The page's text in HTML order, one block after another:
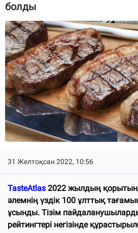
болды
31 Желтоқсан 2022, 10:56
TasteAtlas 2022 жылдың
әлемнің үздік 100 ұлттық
ұсынды. Тізім
рейтингтері негізінде